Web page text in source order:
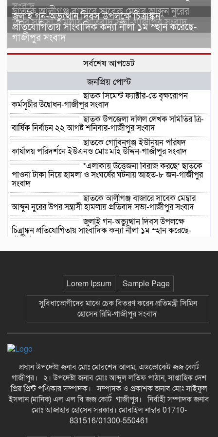
সংবাদ
ছাতকে আলীগঞ্জ বাজারে সাবেক মেম্বার আব্দুন নুরের
উপর সন্ত্রাসী হামলায় প্রতিবাদ সভা-গাজীপুর সংবাদ
জুলাই গন-অভ্যুত্থান দিবস উপলক্ষে চিত্রাঙ্কন
প্রতিযোগিতায় সাংবাদিক কন্যা নীলা ১ম স্হান করেছে-
গাজীপুর সংবাদ
সর্বশেষ আপডেট
জনপ্রিয় পোস্ট
ছাতক সিমেন্ট ফ্যাক্টরি-তে বৃক্ষরোপন
কর্মসূচীর উদ্বোধন-গাজীপুর সংবাদ
ছাতক উপজেলা দলিল লেখক সমিতির ত্রি-
বার্ষিক নির্বাচন ২২ আগষ্ট শনিবার-গাজীপুর সংবাদ
ছাতকে গোবিনগঞ্জ ইউনিয়ন পরিষদ
কার্যালয় পরিদর্শনে ইউএনও মোঃ মহি উদ্দিন-গাজীপুর সংবাদ
*এলাকায় উত্তেজনা বিরাজ করছে* ছাতকে
পাওনা টাকা নিয়ে হামলা ও সংঘর্ষের ঘটনায় আহত-৮ জন-গাজীপুর
সংবাদ
ছাতকে আলীগঞ্জ বাজারে সাবেক মেম্বার
আব্দুন নুরের উপর সন্ত্রাসী হামলায় প্রতিবাদ সভা-গাজীপুর সংবাদ
জুলাই গন-অভ্যুত্থান দিবস উপলক্ষে
চিত্রাঙ্কন প্রতিযোগিতায় সাংবাদিক কন্যা নীলা ১ম স্হান করেছে-
গাজীপুর সংবাদ
ছাতকে বিদ্যুৎ বিল, লোডশেডিংয়ের
১২ হাজার টাকার ঋণে ১৩ লাখ টাকার
মামলা: সুদের ফাঁদে নীরব নির্যাতনের
শিকার, গ্রেপ্তার সুদ ব্যবসায়ী-গাজীপুর
সংবাদ
হলো ইবাদত ও ইসলামী জ্ঞানচর্চার নতুন
অধ্যায়-গাজীপুর সংবাদ
কুসংস্কারের বলি রতন, সাপের কামড়ে
খেয়ে হাসপাতালের পথে নিভে গেল
আদিবাসী কিশোরের জীবনের প্রদীপ-
গাজীপুর সংবাদ
Lorem Ipsum
Sample Page
সুবিধাভোগীদের মাঝে চেক বিতরণ করেন প্রতিমন্ত্রী সিমিন
হোসেন রিমি-গাজীপুর সংবাদ
প্রধান উপদেষ্টা জনাব মোঃ মোরশেদ আলম, এডভোকেট জজ কোর্ট
গাজীপুর। ২। উপদেষ্টা জনাব মোঃ আব্দুল লতিফ পাঠান, সাপ্তাহিক দেশ
প্রিয় প্রিন্ট পএিকার সম্পাদক। সম্পাদক ও প্রকাশক জনাব মোঃ সাইফুল
ইসলান (মানিক) এল এল বি জজ কোর্ট গাজীপুর। নির্বাহী সম্পাদক জনাব
মোঃ আজাহার হোসেন সরকার। মোবাইল নাম্বার 01710-
831516/01300-550461